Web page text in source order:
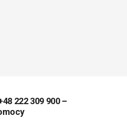
222 309 900 –